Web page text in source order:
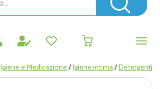
Igiene e Medicazione/Igiene intima/Detergenti